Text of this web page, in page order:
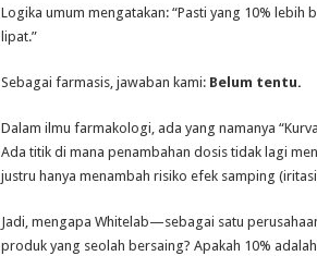
Logika umum mengatakan: “Pasti yang 10% lebih
lipat.”
Sebagai farmasis, jawaban kami: Belum tentu.
Dalam ilmu farmakologi, ada yang namanya
Ada titik di mana penambahan dosis tidak lagi
justru hanya menambah risiko efek samping
Jadi, mengapa Whitelab—sebagai satu
produk yang seolah bersaing? Apakah 10%